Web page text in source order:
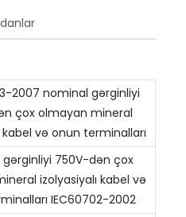
2007 nominal gərginliyi
çox olmayan mineral
kabel və onun terminalları
gərginliyi 750V-dən çox
izolyasiyalı kabel və
IEC60702-2002